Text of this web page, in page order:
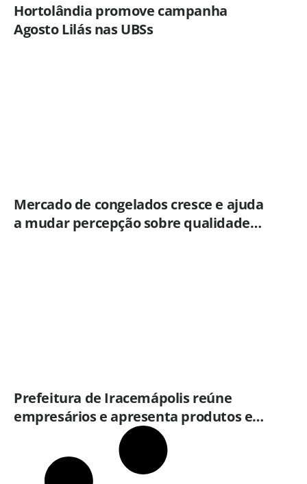
Hortolândia promove campanha
Agosto Lilás nas UBSs
Mercado de congelados cresce e ajuda
a mudar percepção sobre qualidade
Prefeitura de Iracemápolis reúne
empresários e apresenta produtos e
serviços do Governo do Estado